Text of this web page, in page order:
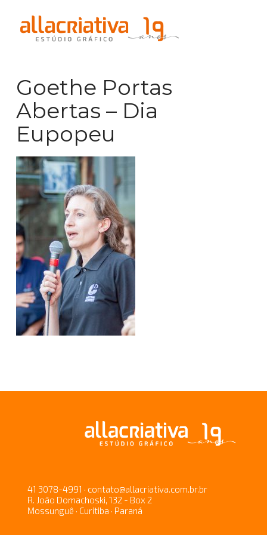
Goethe Portas
Abertas – Dia
Eupopeu
41 3078-4991 · contato@allacriativa.com.br.br
R. João Domachoski, 132 - Box 2
Mossunguê · Curitiba · Paraná